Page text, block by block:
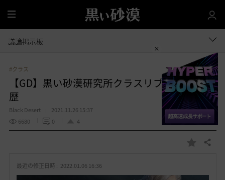
全
体
議論掲示板
#クラス
【GD】黒い砂漠研究所クラスリブート適用履
歴
Black Desert
2021.11.26 15:37
6680
0 4
お 共有する
最近の修正日時 : 2022.01.06 16:36